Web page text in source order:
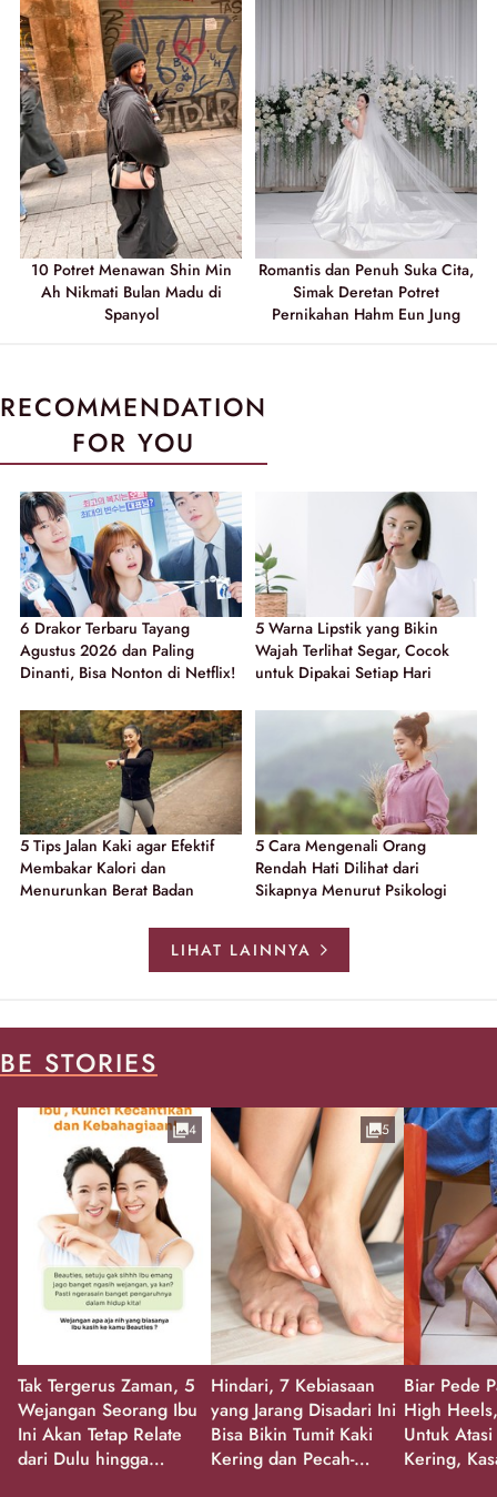
10 Potret Menawan Shin Min
Ah Nikmati Bulan Madu di
Spanyol
Romantis dan Penuh Suka Cita,
Simak Deretan Potret
Pernikahan Hahm Eun Jung
RECOMMENDATION
FOR YOU
6 Drakor Terbaru Tayang
Agustus 2026 dan Paling
Dinanti, Bisa Nonton di Netflix!
5 Warna Lipstik yang Bikin
Wajah Terlihat Segar, Cocok
untuk Dipakai Setiap Hari
5 Tips Jalan Kaki agar Efektif
Membakar Kalori dan
Menurunkan Berat Badan
5 Cara Mengenali Orang
Rendah Hati Dilihat dari
Sikapnya Menurut Psikologi
LIHAT LAINNYA
BE STORIES
Tak Tergerus Zaman, 5
Wejangan Seorang Ibu
Ini Akan Tetap Relate
dari Dulu hingga
4
Hindari, 7 Kebiasaan
yang Jarang Disadari Ini
Bisa Bikin Tumit Kaki
Kering dan Pecah-
5
Biar Pede
High
Untuk
Kering,